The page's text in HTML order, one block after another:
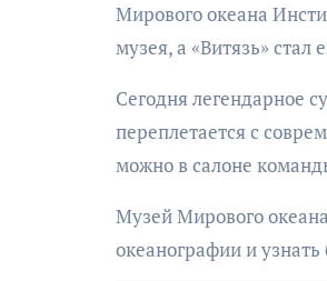
Мирового океана
музея, а «Витязь»
Сегодня легендарное
переплетается с
можно в салоне
Музей Мирового
океанографии и